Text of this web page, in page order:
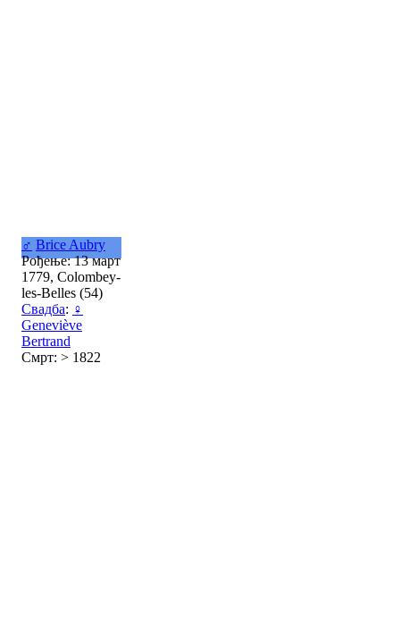
♂ Brice Aubry
Рођење: 13 март
1779, Colombey-
les-Belles (54)
Свадба: ♀
Geneviève
Bertrand
Смрт: > 1822